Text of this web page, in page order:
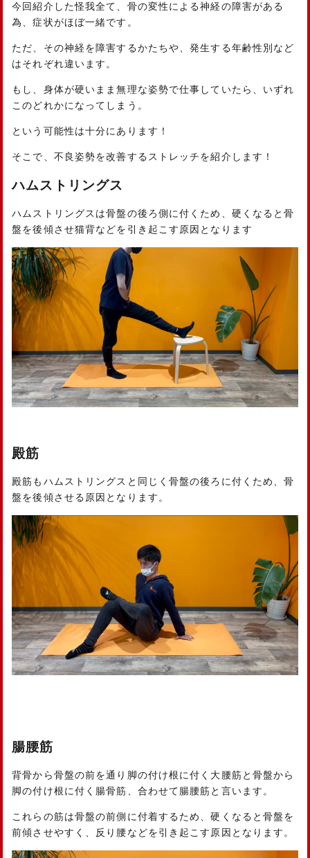
今回紹介した怪我全て、骨の変性による神経の障害がある
為、症状がほぼ一緒です。
ただ、その神経を障害するかたちや、発生する年齢性別など
はそれぞれ違います。
もし、身体が硬いまま無理な姿勢で仕事していたら、いずれ
このどれかになってしまう。
という可能性は十分にあります！
そこで、不良姿勢を改善するストレッチを紹介します！
ハムストリングス
ハムストリングスは骨盤の後ろ側に付くため、硬くなると骨
盤を後傾させ猫背などを引き起こす原因となります
殿筋
殿筋もハムストリングスと同じく骨盤の後ろに付くため、骨
盤を後傾させる原因となります。
腸腰筋
背骨から骨盤の前を通り脚の付け根に付く大腰筋と骨盤から
脚の付け根に付く腸骨筋、合わせて腸腰筋と言います。
これらの筋は骨盤の前側に付着するため、硬くなると骨盤を
前傾させやすく、反り腰などを引き起こす原因となります。